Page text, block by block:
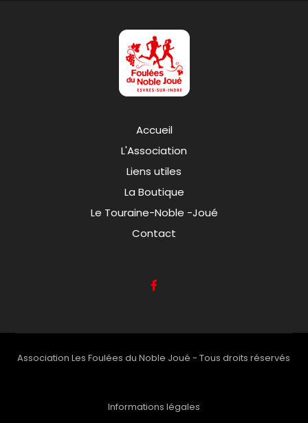
Accueil
L'Association
Liens utiles
La Boutique
Le Touraine-Noble -Joué
Contact
Association Les Foulées du Noble Joué - Tous droits réservés
Informations légales